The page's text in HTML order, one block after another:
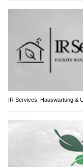
IR Services: Hauswartung &